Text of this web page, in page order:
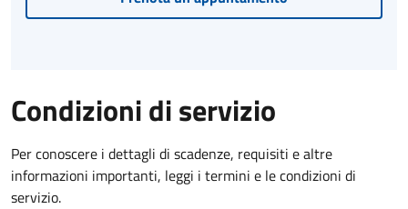
Condizioni di servizio
Per conoscere i dettagli di scadenze, requisiti e altre
informazioni importanti, leggi i termini e le condizioni di
servizio.